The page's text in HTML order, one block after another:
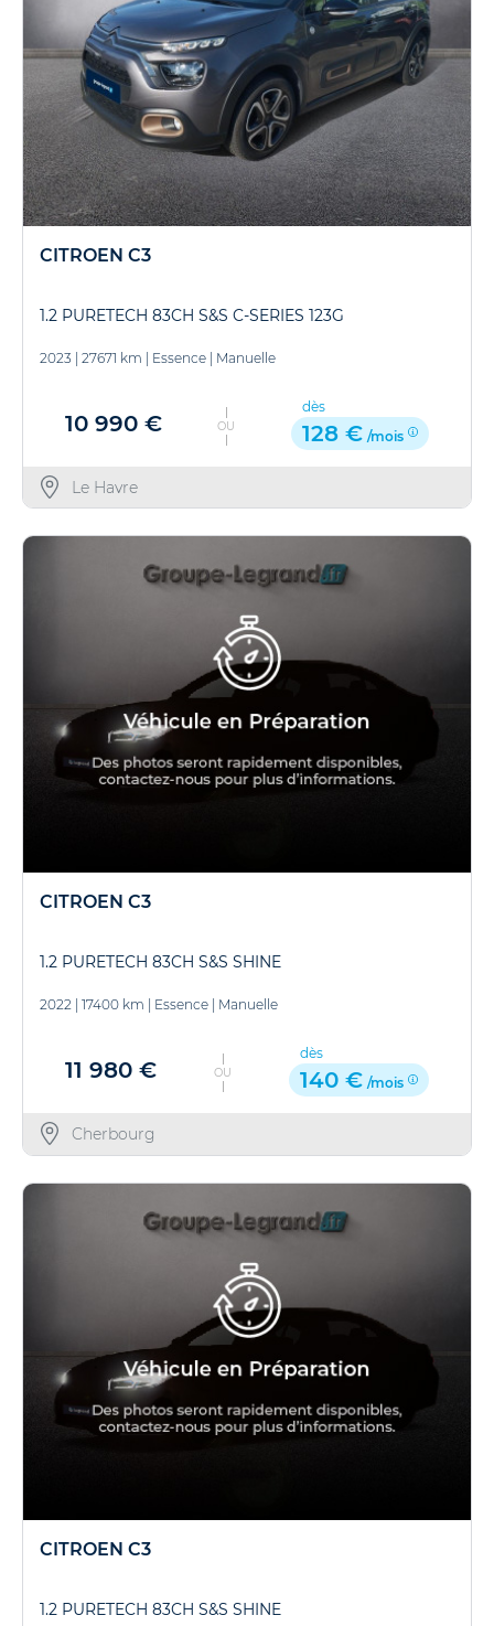
CITROEN C3
1.2 PURETECH 83CH S&S C-SERIES 123G
2023 | 27671 km | Essence | Manuelle
10 990 € OU
dès
128 € /mois
Le Havre
CITROEN C3
1.2 PURETECH 83CH S&S SHINE
2022 17400 km Essence Manuelle
11 980 € OU
dès
140 € /mois
Cherbourg
CITROEN C3
1.2 PURETECH 83CH S&S SHINE